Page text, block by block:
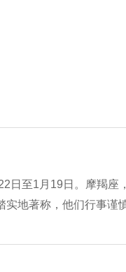
日至1月19日。摩羯座
地著称，他们行事谨